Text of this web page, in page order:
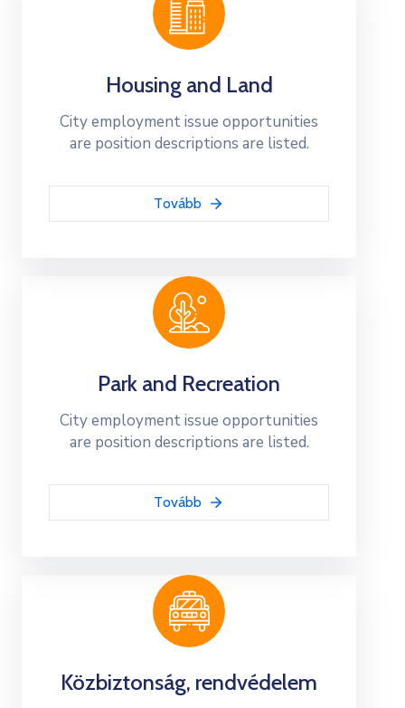
Housing and Land
City employment issue opportunities
are position descriptions are listed.
Tovább
Park and Recreation
City employment issue opportunities
are position descriptions are listed.
Tovább
Közbiztonság, rendvédelem